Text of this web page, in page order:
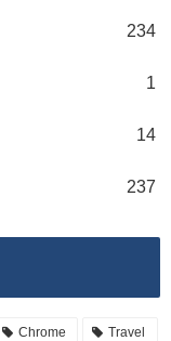
234
1
14
237
Chrome Travel